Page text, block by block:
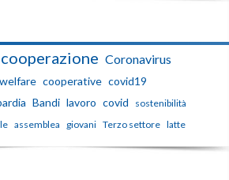
cooperazione Coronavirus
cooperative covid19
Bandi lavoro covid
sostenibilità
assemblea giovani Terzo settore latte